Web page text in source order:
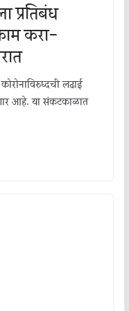
प्रतिबंध
करा-
लढाई
आहे. या संकटकाळात